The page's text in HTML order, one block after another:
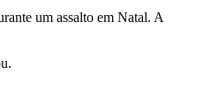
um assalto em Natal. A